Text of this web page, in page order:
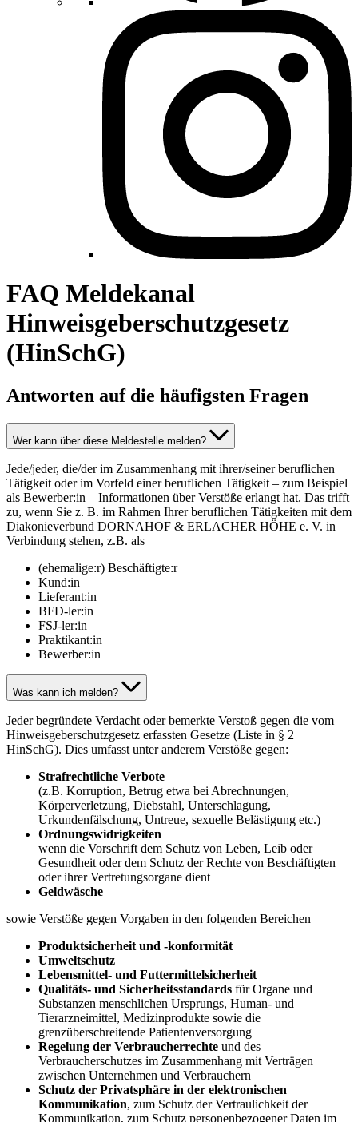
FAQ Meldekanal
Hinweisgeberschutzgesetz
(HinSchG)
Antworten auf die häufigsten Fragen
Wer kann über diese Meldestelle melden?
Jede/jeder, die/der im Zusammenhang mit ihrer/seiner beruflichen
Tätigkeit oder im Vorfeld einer beruflichen Tätigkeit – zum Beispiel
als Bewerber:in – Informationen über Verstöße erlangt hat. Das trifft
zu, wenn Sie z. B. im Rahmen Ihrer beruflichen Tätigkeiten mit dem
Diakonieverbund DORNAHOF & ERLACHER HÖHE e. V. in
Verbindung stehen, z.B. als
(ehemalige:r) Beschäftigte:r
Kund:in
Lieferant:in
BFD-ler:in
FSJ-ler:in
Praktikant:in
Bewerber:in
Was kann ich melden?
Jeder begründete Verdacht oder bemerkte Verstoß gegen die vom
Hinweisgeberschutzgesetz erfassten Gesetze (Liste in § 2
HinSchG). Dies umfasst unter anderem Verstöße gegen:
Strafrechtliche Verbote
(z.B. Korruption, Betrug etwa bei Abrechnungen,
Körperverletzung, Diebstahl, Unterschlagung,
Urkundenfälschung, Untreue, sexuelle Belästigung etc.)
Ordnungswidrigkeiten
wenn die Vorschrift dem Schutz von Leben, Leib oder
Gesundheit oder dem Schutz der Rechte von Beschäftigten
oder ihrer Vertretungsorgane dient
Geldwäsche
sowie Verstöße gegen Vorgaben in den folgenden Bereichen
Produktsicherheit und -konformität
Umweltschutz
Lebensmittel- und Futtermittelsicherheit
Qualitäts- und Sicherheitsstandards für Organe und
Substanzen menschlichen Ursprungs, Human- und
Tierarzneimittel, Medizinprodukte sowie die
grenzüberschreitende Patientenversorgung
Regelung der Verbraucherrechte und des
Verbraucherschutzes im Zusammenhang mit Verträgen
zwischen Unternehmen und Verbrauchern
Schutz der Privatsphäre in der elektronischen
Kommunikation, zum Schutz der Vertraulichkeit der
Kommunikation, zum Schutz personenbezogener Daten im